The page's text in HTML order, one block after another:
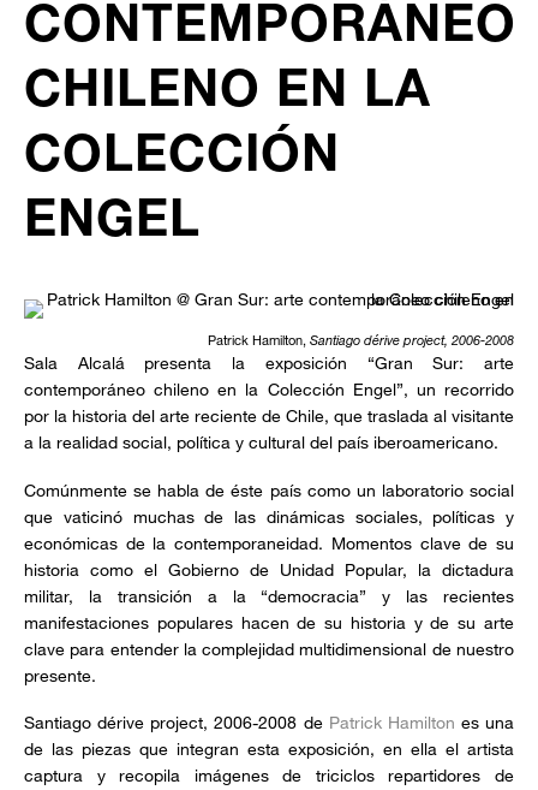
CONTEMPORÁNEO
CHILENO EN LA
COLECCIÓN
ENGEL
Patrick Hamilton, Santiago dérive project, 2006-2008
Sala Alcalá presenta la exposición “Gran Sur: arte
contemporáneo chileno en la Colección Engel”, un recorrido
por la historia del arte reciente de Chile, que traslada al visitante
a la realidad social, política y cultural del país iberoamericano.
Comúnmente se habla de éste país como un laboratorio social
que vaticinó muchas de las dinámicas sociales, políticas y
económicas de la contemporaneidad. Momentos clave de su
historia como el Gobierno de Unidad Popular, la dictadura
militar, la transición a la “democracia” y las recientes
manifestaciones populares hacen de su historia y de su arte
clave para entender la complejidad multidimensional de nuestro
presente.
Santiago dérive project, 2006-2008 de Patrick Hamilton es una
de las piezas que integran esta exposición, en ella el artista
captura y recopila imágenes de triciclos repartidores de